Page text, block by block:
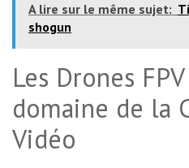
A lire sur le même sujet:
shogun
Les Drones
domaine de la
Vidéo